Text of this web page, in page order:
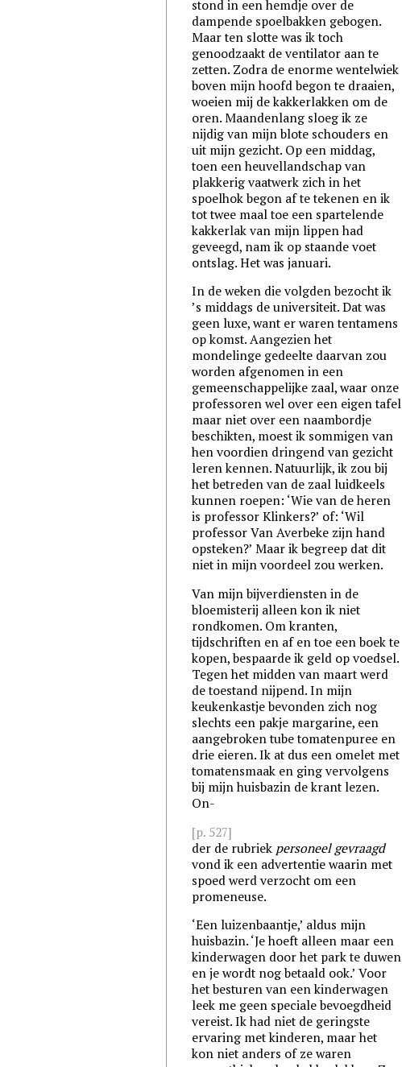
stond in een hemdje over de
dampende spoelbakken gebogen.
Maar ten slotte was ik toch
genoodzaakt de ventilator aan te
zetten. Zodra de enorme wentelwiek
boven mijn hoofd begon te draaien,
woeien mij de kakkerlakken om de
oren. Maandenlang sloeg ik ze
nijdig van mijn blote schouders en
uit mijn gezicht. Op een middag,
toen een heuvellandschap van
plakkerig vaatwerk zich in het
spoelhok begon af te tekenen en ik
tot twee maal toe een spartelende
kakkerlak van mijn lippen had
geveegd, nam ik op staande voet
ontslag. Het was januari.
In de weken die volgden bezocht ik
’s middags de universiteit. Dat was
geen luxe, want er waren tentamens
op komst. Aangezien het
mondelinge gedeelte daarvan zou
worden afgenomen in een
gemeenschappelijke zaal, waar onze
professoren wel over een eigen tafel
maar niet over een naambordje
beschikten, moest ik sommigen van
hen voordien dringend van gezicht
leren kennen. Natuurlijk, ik zou bij
het betreden van de zaal luidkeels
kunnen roepen: ‘Wie van de heren
is professor Klinkers?’ of: ‘Wil
professor Van Averbeke zijn hand
opsteken?’ Maar ik begreep dat dit
niet in mijn voordeel zou werken.
Van mijn bijverdiensten in de
bloemisterij alleen kon ik niet
rondkomen. Om kranten,
tijdschriften en af en toe een boek te
kopen, bespaarde ik geld op voedsel.
Tegen het midden van maart werd
de toestand nijpend. In mijn
keukenkastje bevonden zich nog
slechts een pakje margarine, een
aangebroken tube tomatenpuree en
drie eieren. Ik at dus een omelet met
tomatensmaak en ging vervolgens
bij mijn huisbazin de krant lezen.
On-
[p. 527]
der de rubriek personeel gevraagd
vond ik een advertentie waarin met
spoed werd verzocht om een
promeneuse.
‘Een luizenbaantje,’ aldus mijn
huisbazin. ‘Je hoeft alleen maar een
kinderwagen door het park te duwen
en je wordt nog betaald ook.’ Voor
het besturen van een kinderwagen
leek me geen speciale bevoegdheid
vereist. Ik had niet de geringste
ervaring met kinderen, maar het
kon niet anders of ze waren